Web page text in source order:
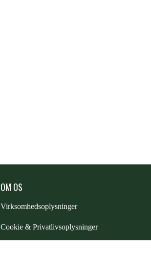
OM OS
Virksomhedsoplysninger
Cookie & Privatlivsoplysninger